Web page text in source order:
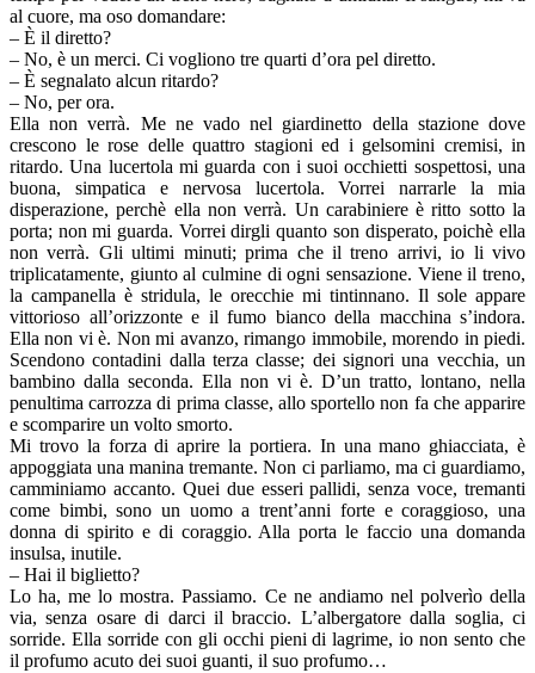
al cuore, ma oso domandare:
– È il diretto?
– No, è un merci. Ci vogliono tre quarti d’ora pel diretto.
– È segnalato alcun ritardo?
– No, per ora.
Ella non verrà. Me ne vado nel giardinetto della stazione dove
crescono le rose delle quattro stagioni ed i gelsomini cremisi, in
ritardo. Una lucertola mi guarda con i suoi occhietti sospettosi, una
buona, simpatica e nervosa lucertola. Vorrei narrarle la mia
disperazione, perchè ella non verrà. Un carabiniere è ritto sotto la
porta; non mi guarda. Vorrei dirgli quanto son disperato, poichè ella
non verrà. Gli ultimi minuti; prima che il treno arrivi, io li vivo
triplicatamente, giunto al culmine di ogni sensazione. Viene il treno,
la campanella è stridula, le orecchie mi tintinnano. Il sole appare
vittorioso all’orizzonte e il fumo bianco della macchina s’indora.
Ella non vi è. Non mi avanzo, rimango immobile, morendo in piedi.
Scendono contadini dalla terza classe; dei signori una vecchia, un
bambino dalla seconda. Ella non vi è. D’un tratto, lontano, nella
penultima carrozza di prima classe, allo sportello non fa che apparire
e scomparire un volto smorto.
Mi trovo la forza di aprire la portiera. In una mano ghiacciata, è
appoggiata una manina tremante. Non ci parliamo, ma ci guardiamo,
camminiamo accanto. Quei due esseri pallidi, senza voce, tremanti
come bimbi, sono un uomo a trent’anni forte e coraggioso, una
donna di spirito e di coraggio. Alla porta le faccio una domanda
insulsa, inutile.
– Hai il biglietto?
Lo ha, me lo mostra. Passiamo. Ce ne andiamo nel polverìo della
via, senza osare di darci il braccio. L’albergatore dalla soglia, ci
sorride. Ella sorride con gli occhi pieni di lagrime, io non sento che
il profumo acuto dei suoi guanti, il suo profumo…